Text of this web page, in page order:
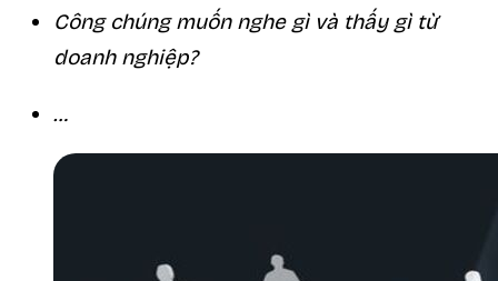
Công chúng muốn nghe gì và thấy gì từ
doanh nghiệp?
…